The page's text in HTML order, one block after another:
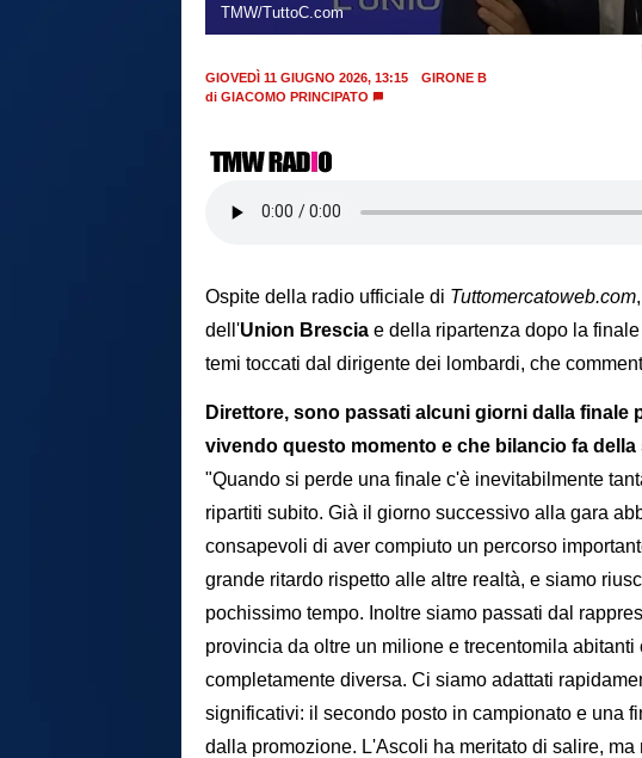
TMW/TuttoC.com
GIOVEDÌ 11 GIUGNO 2026, 13:15
GIRONE B
di GIACOMO PRINCIPATO
Ospite della radio ufficiale di Tuttomercatoweb.com
dell'Union Brescia e della ripartenza dopo la
temi toccati dal dirigente dei lombardi, che
Direttore, sono passati alcuni giorni dalla finale
vivendo questo momento e che bilancio fa della
"Quando si perde una finale c'è inevitabilmente
ripartiti subito. Già il giorno successivo alla gara
consapevoli di aver compiuto un percorso
grande ritardo rispetto alle altre realtà, e siamo
pochissimo tempo. Inoltre siamo passati dal
provincia da oltre un milione e trecentomila
completamente diversa. Ci siamo adattati
significativi: il secondo posto in campionato e una
dalla promozione. L'Ascoli ha meritato di salire,